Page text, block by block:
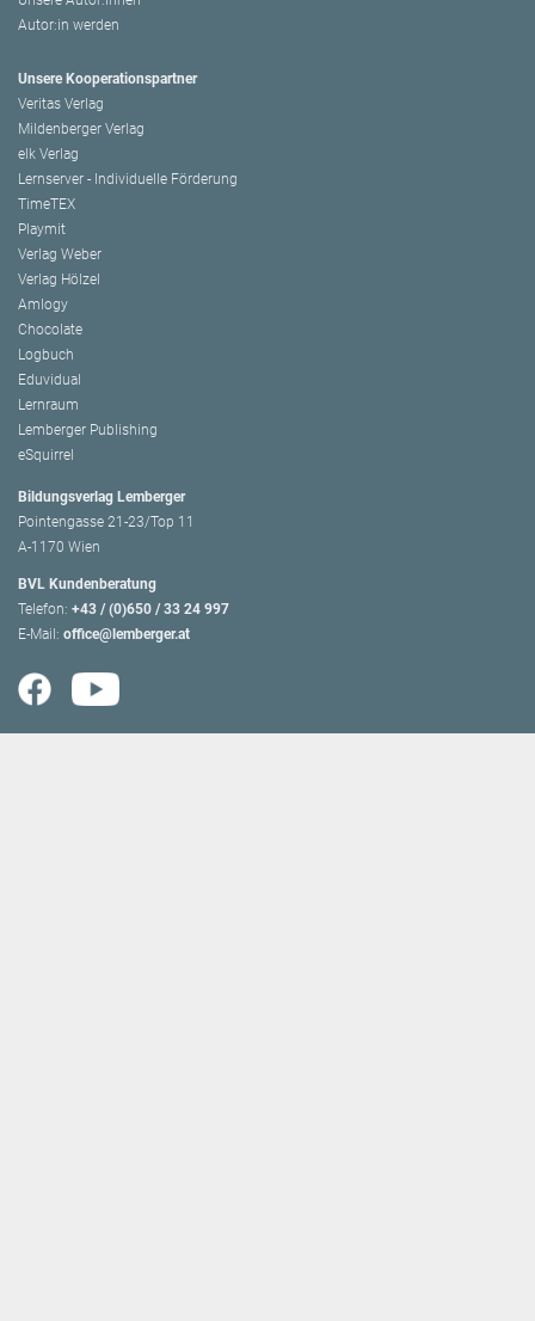
Autor:in werden
Unsere Kooperationspartner
Veritas Verlag
Mildenberger Verlag
elk Verlag
Lernserver - Individuelle Förderung
TimeTEX
Playmit
Verlag Weber
Verlag Hölzel
Amlogy
Chocolate
Logbuch
Eduvidual
Lernraum
Lemberger Publishing
eSquirrel
Bildungsverlag Lemberger
Pointengasse 21-23/Top 11
A-1170 Wien
BVL Kundenberatung
Telefon: +43 / (0)650 / 33 24 997
E-Mail: office@lemberger.at